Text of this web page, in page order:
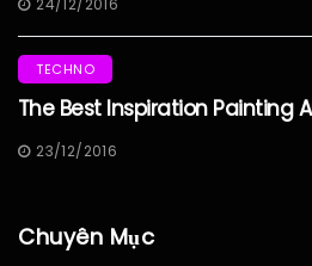
24/12/2016
TECHNO
The Best Inspiration Painting
23/12/2016
Chuyên Mục